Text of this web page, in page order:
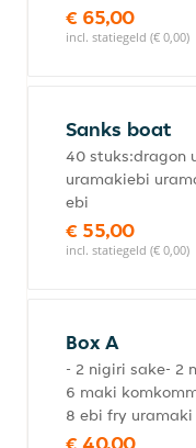
€ 65,00
incl. statiegeld (€ 0,00)
Sanks boat
40 stuks:dragon
uramakiebi
ebi
€ 55,00
incl. statiegeld (€ 0,00)
Box A
- 2 nigiri sake- 2
6 maki
8 ebi fry uramaki